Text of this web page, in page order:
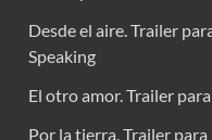
Desde el aire. Trailer
Speaking
El otro amor. Trailer
Por la tierra. Trailer